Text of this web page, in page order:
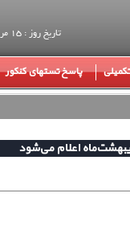
تاریخ روز : 15 مرداد ماه 1405
پاسخ تستهای کنکور